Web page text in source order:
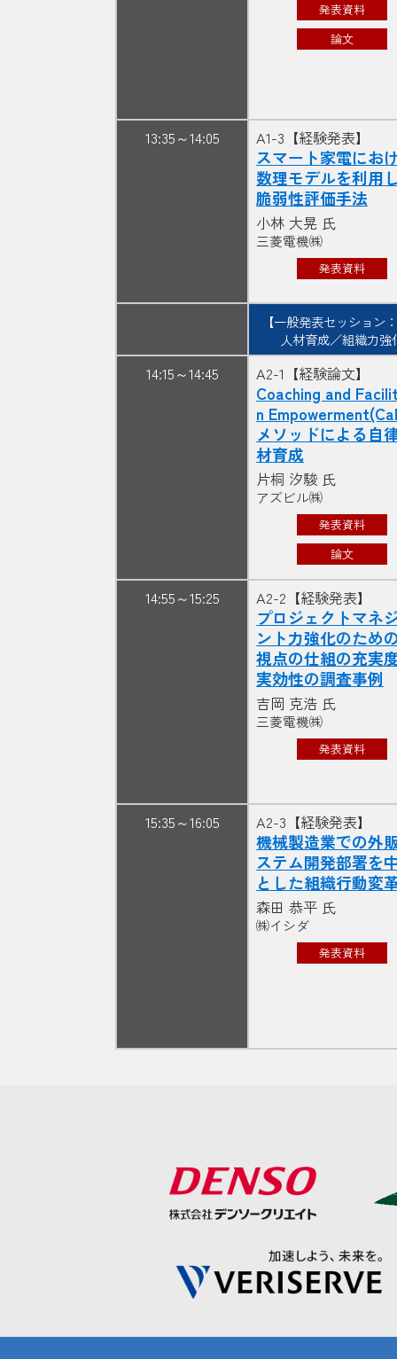
発表資料
論文
13:35～14:05 A1-3【経験発表】
スマート家電にお
数理モデルを利用
脆弱性評価手法
小林 大晃 氏
三菱電機㈱
発表資料
【一般発表セッション
人材育成／組織力強
14:15～14:45 A2-1【経験論文】
Coaching and
n
メソッドによる自
材育成
片桐 汐駿 氏
アズビル㈱
発表資料
論文
14:55～15:25 A2-2【経験発表】
プロジェクトマネ
ント力強化のため
視点の仕組の充実
実効性の調査事例
吉岡 克浩 氏
三菱電機㈱
発表資料
15:35～16:05 A2-3【経験発表】
機械製造業での外
ステム開発部署を
とした組織行動変
森田 恭平 氏
㈱イシダ
発表資料